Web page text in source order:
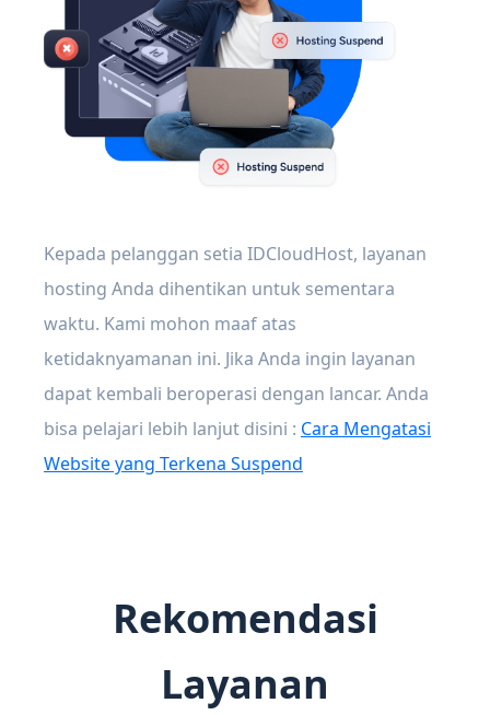
Kepada pelanggan setia IDCloudHost, layanan
hosting Anda dihentikan untuk sementara
waktu. Kami mohon maaf atas
ketidaknyamanan ini. Jika Anda ingin layanan
dapat kembali beroperasi dengan lancar. Anda
bisa pelajari lebih lanjut disini : Cara Mengatasi
Website yang Terkena Suspend
Rekomendasi
Layanan